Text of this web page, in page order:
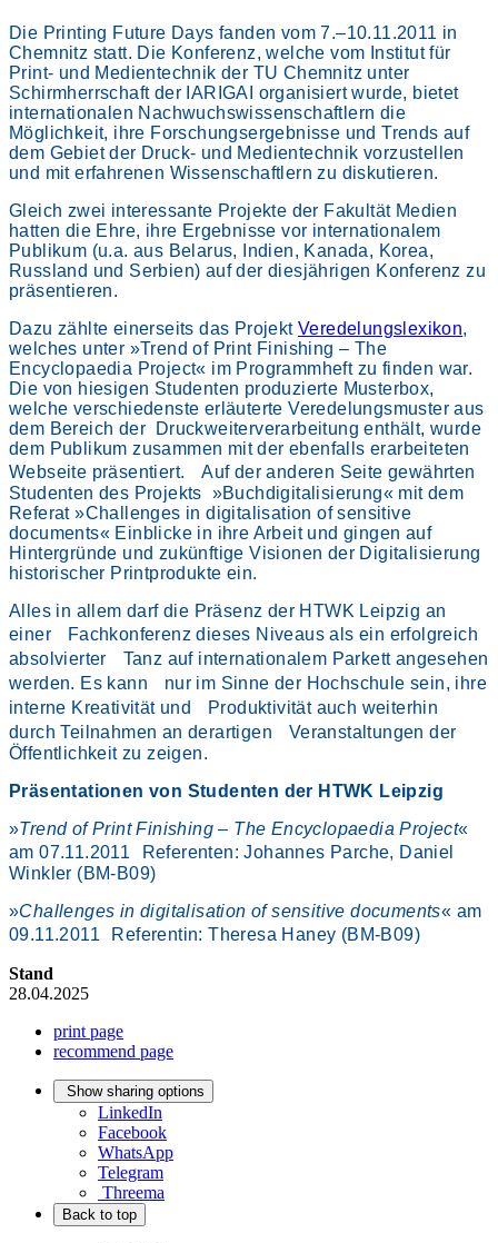
Die Printing Future Days fanden vom 7.–10.11.2011 in
Chemnitz statt. Die Konferenz, welche vom Institut für
Print- und Medientechnik der TU Chemnitz unter
Schirmherrschaft der IARIGAI organisiert wurde, bietet
internationalen Nachwuchswissenschaftlern die
Möglichkeit, ihre Forschungsergebnisse und Trends auf
dem Gebiet der Druck- und Medientechnik vorzustellen
und mit erfahrenen Wissenschaftlern zu diskutieren.
Gleich zwei interessante Projekte der Fakultät Medien
hatten die Ehre, ihre Ergebnisse vor internationalem
Publikum (u.a. aus Belarus, Indien, Kanada, Korea,
Russland und Serbien) auf der diesjährigen Konferenz zu
präsentieren.
Dazu zählte einerseits das Projekt Veredelungslexikon,
welches unter »Trend of Print Finishing – The
Encyclopaedia Project« im Programmheft zu finden war.
Die von hiesigen Studenten produzierte Musterbox,
welche verschiedenste erläuterte Veredelungsmuster aus
dem Bereich der Druckweiterverarbeitung enthält, wurde
dem Publikum zusammen mit der ebenfalls erarbeiteten
Webseite präsentiert. Auf der anderen Seite gewährten
Studenten des Projekts »Buchdigitalisierung« mit dem
Referat »Challenges in digitalisation of sensitive
documents« Einblicke in ihre Arbeit und gingen auf
Hintergründe und zukünftige Visionen der Digitalisierung
historischer Printprodukte ein.
Alles in allem darf die Präsenz der HTWK Leipzig an
einer Fachkonferenz dieses Niveaus als ein erfolgreich
absolvierter Tanz auf internationalem Parkett angesehen
werden. Es kann nur im Sinne der Hochschule sein, ihre
interne Kreativität und Produktivität auch weiterhin
durch Teilnahmen an derartigen Veranstaltungen der
Öffentlichkeit zu zeigen.
Präsentationen von Studenten der HTWK Leipzig
»Trend of Print Finishing – The Encyclopaedia Project«
am 07.11.2011 Referenten: Johannes Parche, Daniel
Winkler (BM-B09)
»Challenges in digitalisation of sensitive documents« am
09.11.2011 Referentin: Theresa Haney (BM-B09)
Stand
28.04.2025
print page
recommend page
Show sharing options
LinkedIn
Facebook
WhatsApp
Telegram
Threema
Back to top